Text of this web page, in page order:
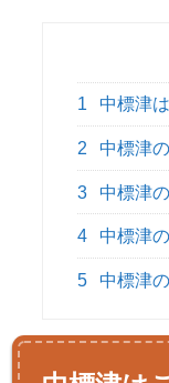
1 中標津
2 中標津
3 中標津
4 中標津
5 中標津